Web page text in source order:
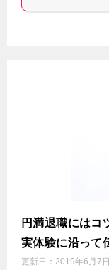
円満退職にはコ
実体験に沿って
更新日： 2019年6月7日